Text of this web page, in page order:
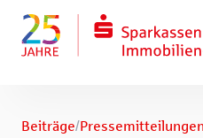
Zum Fuß springen
Beiträge/Pressemitteilungen